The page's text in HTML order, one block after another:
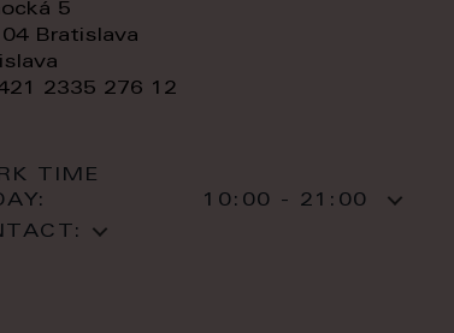
5
Bratislava
2335 276 12
TIME
10:00 - 21:00